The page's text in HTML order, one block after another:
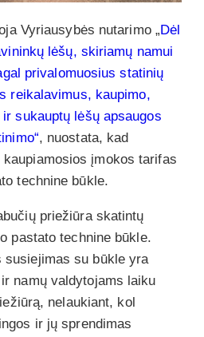
Vyriausybės nutarimo „Dėl
lėšų, skiriamų namui
privalomuosius statinių
reikalavimus, kaupimo,
sukauptų lėšų apsaugos
, nuostata, kad
įmokos tarifas
technine būkle.
priežiūra skatintų
pastato technine būkle.
susiejimas su būkle yra
namų valdytojams laiku
nelaukiant, kol
ir jų sprendimas